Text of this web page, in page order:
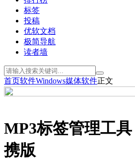
标签
投稿
优软文档
极简导航
读者墙
首页软件Windows媒体软件正文
MP3标签管理工
携版